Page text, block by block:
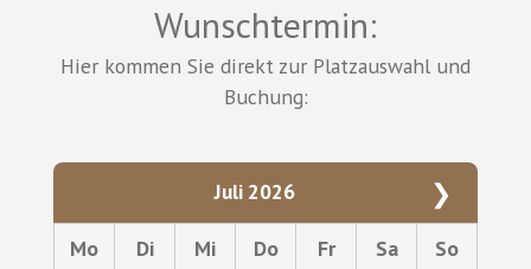
Wunschtermin:
Hier kommen Sie direkt zur Platzauswahl und
Buchung:
Juli 2026 ❯
Mo Di Mi Do Fr Sa
So